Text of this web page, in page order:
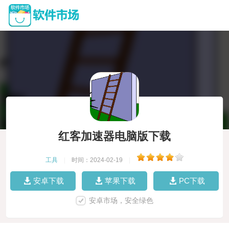
红客加速器电脑版下载
工具 时间：2024-02-19
安卓下载 苹果下载 PC下载
安卓市场，安全绿色